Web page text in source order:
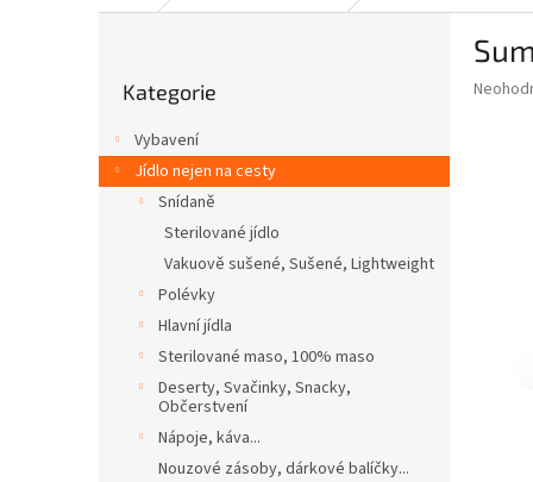
a
n
kategorie
Kategorie
Vybavení
Jídlo nejen na cesty
Snídaně
Sterilované jídlo
Vakuově sušené, Sušené, Lightweight
Polévky
Hlavní jídla
Sterilované maso, 100% maso
Deserty, Svačinky, Snacky,
Občerstvení
Nápoje, káva...
Nouzové zásoby, dárkové balíčky...